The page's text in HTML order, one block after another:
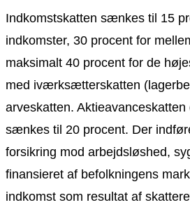
Indkomstskatten sænkes til 15
indkomster, 30 procent for
maksimalt 40 procent for de
med iværksætterskatten
arveskatten.
sænkes til 20 procent. Der
forsikring mod arbejdsløshed,
finansieret af befolkningens
indkomst som resultat af